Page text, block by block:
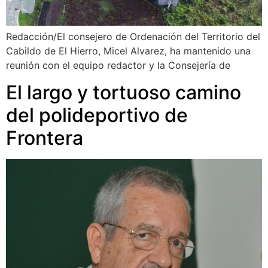
Redacción/El consejero de Ordenación del Territorio del
Cabildo de El Hierro, Micel Alvarez, ha mantenido una
reunión con el equipo redactor y la Consejería de
El largo y tortuoso camino
del polideportivo de
Frontera